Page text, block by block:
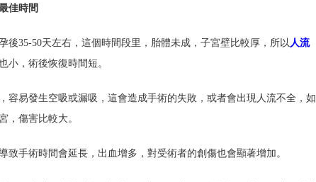
佳時間
後35-50天左右，這個時間段里，胎體未成，子宮壁比較厚，所以 人流
小，術後恢復時間短。
容易發生空吸或漏吸，這會造成手術的失敗，或者會出現人流不全，如
，傷害比較大。
致手術時間會延長，出血增多，對受術者的創傷也會顯著增加。